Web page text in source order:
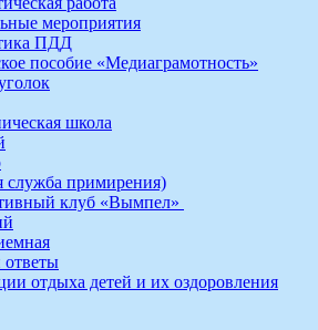
мероприятия
ПДД
пособие «Медиаграмотность»
школа
примирения)
клуб «Вымпел»
отдыха детей и их оздоровления